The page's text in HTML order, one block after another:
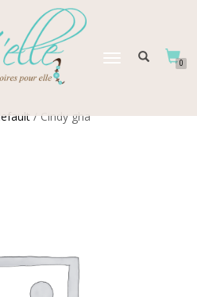
DÉPLIER
0
/ Cindy gha